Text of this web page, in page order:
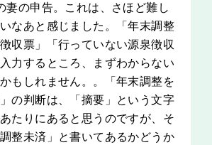
妻の申告。これは、さほど難し
なあと感じました。「年末調整
収票」「行っていない源泉徴収
力するところ、まずわからない
もしれません。。「年末調整を
の判断は、「摘要」という文字
たりにあると思うのですが、そ
整未済」と書いてあるかどうか